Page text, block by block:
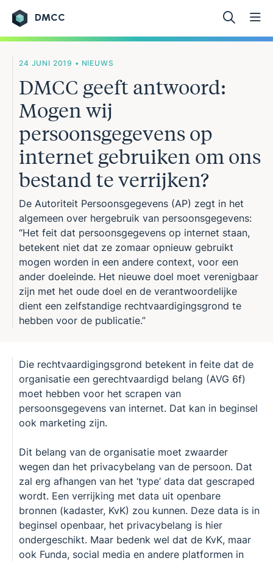
DMCC
24 JUNI 2019 • NIEUWS
DMCC geeft antwoord:
Mogen wij
persoonsgegevens op
internet gebruiken om ons
bestand te verrijken?
De Autoriteit Persoonsgegevens (AP) zegt in het
algemeen over hergebruik van persoonsgegevens:
“Het feit dat persoonsgegevens op internet staan,
betekent niet dat ze zomaar opnieuw gebruikt
mogen worden in een andere context, voor een
ander doeleinde. Het nieuwe doel moet verenigbaar
zijn met het oude doel en de verantwoordelijke
dient een zelfstandige rechtvaardigingsgrond te
hebben voor de publicatie.”
Die rechtvaardigingsgrond betekent in feite dat de
organisatie een gerechtvaardigd belang (AVG 6f)
moet hebben voor het scrapen van
persoonsgegevens van internet. Dat kan in beginsel
ook marketing zijn.
Dit belang van de organisatie moet zwaarder
wegen dan het privacybelang van de persoon. Dat
zal erg afhangen van het ‘type’ data dat gescraped
wordt. Een verrijking met data uit openbare
bronnen (kadaster, KvK) zou kunnen. Deze data is in
beginsel openbaar, het privacybelang is hier
ondergeschikt. Maar bedenk wel dat de KvK, maar
ook Funda, social media en andere platformen in